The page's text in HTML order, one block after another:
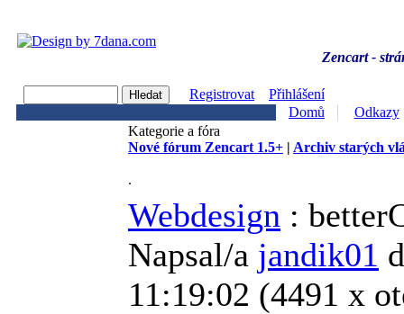
Zencart -
Registrovat
Přihlášení
Domů
Odkazy
Kategorie a fóra
Nové fórum Zencart 1.5+ | Archiv starých
.
Webdesign :
Napsal/a jandik01
11:19:02 (4491 x